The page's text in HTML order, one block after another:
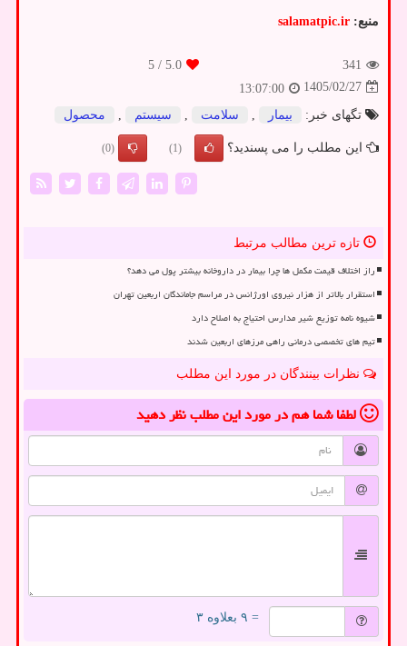
منبع: salamatpic.ir
341
5.0
/ 5
1405/02/27
13:07:00
تگهای خبر:
بیمار سلامت سیستم محصول
این مطلب را می پسندید؟ (1)
(0)
تازه ترین مطالب مرتبط
راز اختلاف قیمت مکمل ها چرا بیمار در داروخانه بیشتر پول می دهد؟
استقرار بالاتر از هزار نیروی اورژانس در مراسم جاماندگان اربعین تهران
شیوه نامه توزیع شیر مدارس احتیاج به اصلاح دارد
تیم های تخصصی درمانی راهی مرزهای اربعین شدند
نظرات بینندگان در مورد این مطلب
لطفا شما همدر مورد این مطلبنظر دهید
= ۹ بعلاوه ۳